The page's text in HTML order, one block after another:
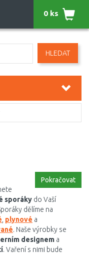
HLEDAT
0 ks
Pokračovat
sporáky do Vaší
dělíme na
plynové a
. Naše výrobky se
designem a
. Vaření s nimi bude